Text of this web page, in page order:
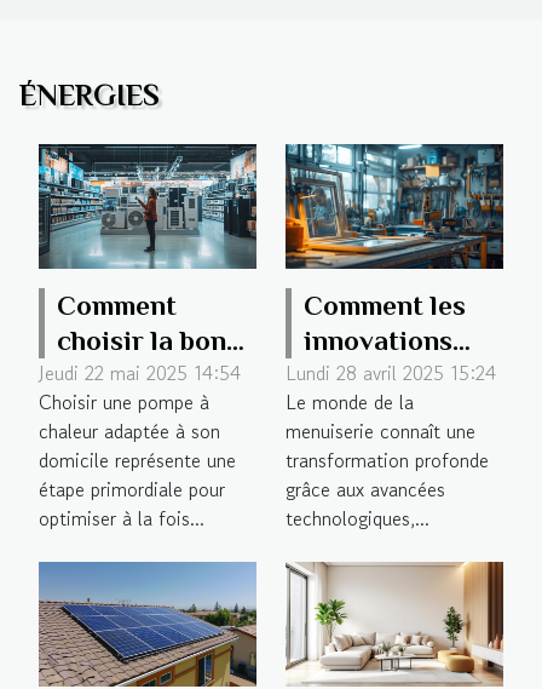
ÉNERGIES
Comment
choisir la bonne
pompe à
chaleur pour
votre domicile
Jeudi 22 mai 2025 14:54
Choisir une pompe à
chaleur adaptée à son
domicile représente une
étape primordiale pour
optimiser à la fois...
Comment les
innovations
dans la
menuiserie
améliorent
l'efficacité
énergétique
Lundi 28 avril 2025 15:24
Le monde de la
menuiserie connaît une
transformation profonde
grâce aux avancées
technologiques,...